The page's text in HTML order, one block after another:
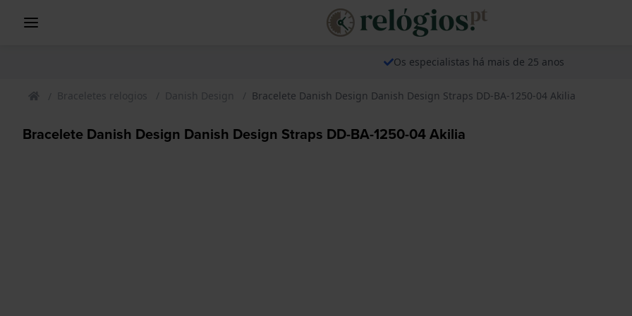
Os especialistas há mais de 25 anos
Braceletes relogios Danish Design Bracelete Danish Design Danish Design Straps DD-BA-1250-04 Akilia
Bracelete Danish Design Danish Design Straps DD-BA-1250-04 Akilia